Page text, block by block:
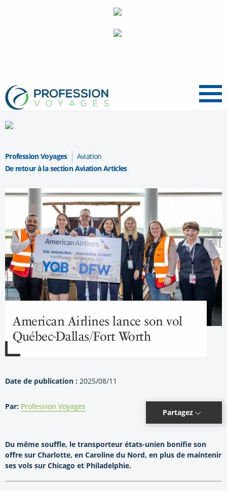
Menu
Profession Voyages
Aviation
De retour à la section Aviation Articles
American Airlines lance son vol
Québec-Dallas/Fort Worth
Date de publication : 2025/08/11
Par: Profession Voyages
Partagez
Du même souffle, le transporteur états-unien bonifie son
offre sur Charlotte, en Caroline du Nord, en plus de maintenir
ses vols sur Chicago et Philadelphie.